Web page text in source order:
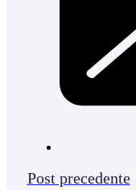
Post precedente